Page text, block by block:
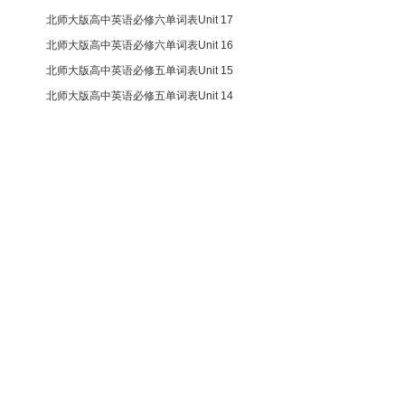
北师大版高中英语必修六单词表Unit 17
北师大版高中英语必修六单词表Unit 16
北师大版高中英语必修五单词表Unit 15
北师大版高中英语必修五单词表Unit 14